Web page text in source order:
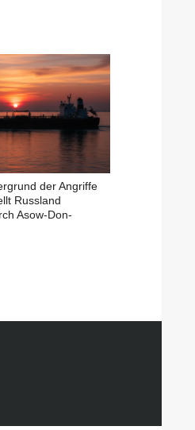
der Angriffe
Russland
Asow-Don-